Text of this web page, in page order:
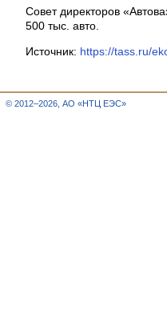
Совет директоров
500 тыс. авто.
Источник: https://tass.ru/
© 2012–2026, АО «НТЦ ЕЭС»